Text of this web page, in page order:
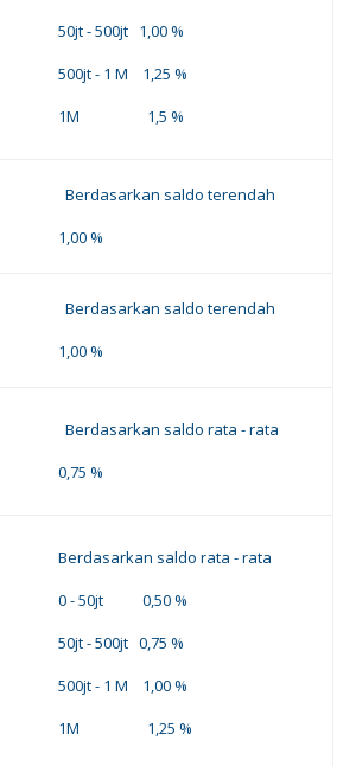
50jt - 500jt 1,00 %
500jt - 1 M 1,25 %
1M 1,5 %
Berdasarkan saldo terendah
1,00 %
Berdasarkan saldo terendah
1,00 %
Berdasarkan saldo rata - rata
0,75 %
Berdasarkan saldo rata - rata
0 - 50jt 0,50 %
50jt - 500jt 0,75 %
500jt - 1 M 1,00 %
1M 1,25 %